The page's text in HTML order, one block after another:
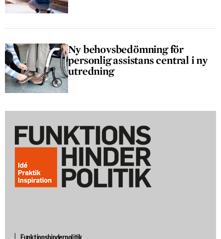
Ny behovsbedömning för
personlig assistans central i ny
utredning
Funktionshinderpolitik